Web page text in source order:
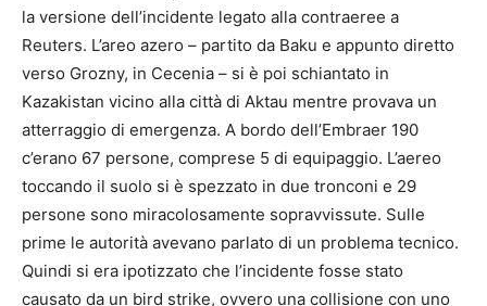
la versione dell’incidente legato alla contraeree a
Reuters. L’areo azero – partito da Baku e appunto diretto
verso Grozny, in Cecenia – si è poi schiantato in
Kazakistan vicino alla città di Aktau mentre provava un
atterraggio di emergenza. A bordo dell’Embraer 190
c’erano 67 persone, comprese 5 di equipaggio. L’aereo
toccando il suolo si è spezzato in due tronconi e 29
persone sono miracolosamente sopravvissute. Sulle
prime le autorità avevano parlato di un problema tecnico.
Quindi si era ipotizzato che l’incidente fosse stato
causato da un bird strike, ovvero una collisione con uno